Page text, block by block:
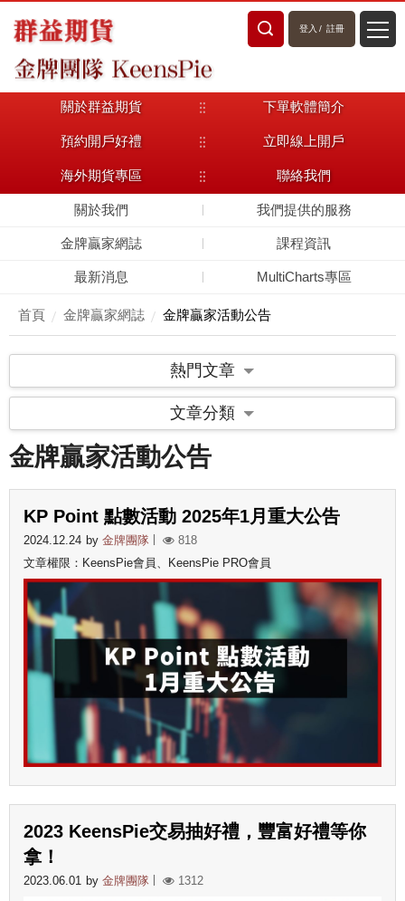
登入 / 註冊
關於群益期貨 下單軟體簡介
預約開戶好禮 立即線上開戶
海外期貨專區 聯絡我們
關於我們 我們提供的服務
金牌贏家網誌 課程資訊
最新消息 MultiCharts專區
首頁 金牌贏家網誌 金牌贏家活動公告
熱門文章
文章分類
金牌贏家活動公告
KP Point 點數活動 2025年1月重大公告
2024.12.24 by 金牌團隊
818
文章權限：KeensPie會員、KeensPie PRO會員
2023 KeensPie交易抽好禮，豐富好禮等你
拿！
2023.06.01 by 金牌團隊 1312